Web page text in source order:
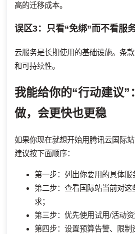
高的迁移成本。
误区3：只看“免绑”而不看服
云服务是长期使用的基础设施。条
和可持续性。
我能给你的“行动建议”
做，会更快也更稳
如果你现在就想开始用腾讯云国际站
建议按下面顺序：
第一步：列出你要用的具体服
第二步：查看国际站当前对
求；
第三步：优先使用试用/活动资
第四步：设置预算告警、限制